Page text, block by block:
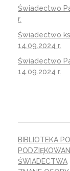
Świadectwo
r.
Świadectwo
14.09.2024 r.
Świadectwo
14.09.2024 r.
BIBLIOTEKA
ŚWIADECTWA